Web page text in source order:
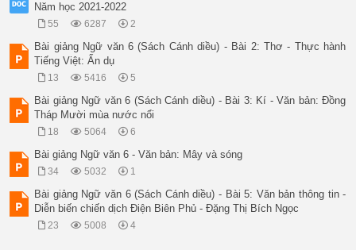
Năm học 2021-2022
55 6287 2
Bài giảng Ngữ văn 6 (Sách Cánh diều) - Bài 2: Thơ - Thực hành
Tiếng Việt: Ẩn dụ
13 5416 5
Bài giảng Ngữ văn 6 (Sách Cánh diều) - Bài 3: Kí - Văn bản: Đồng
Tháp Mười mùa nước nổi
18 5064 6
Bài giảng Ngữ văn 6 - Văn bản: Mây và sóng
34 5032 1
Bài giảng Ngữ văn 6 (Sách Cánh diều) - Bài 5: Văn bản thông tin -
Diễn biến chiến dịch Điện Biên Phủ - Đặng Thị Bích Ngọc
23 5008 4